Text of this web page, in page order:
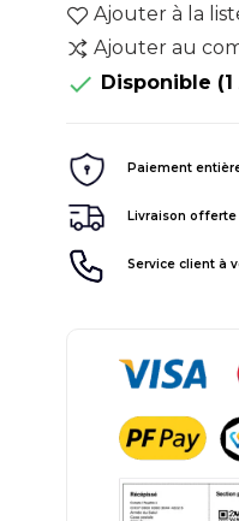
Ajouter à la
Ajouter au
 Disponible
Paiement
Livraison offerte
Service client à